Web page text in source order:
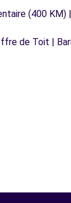
(400
de Toit |